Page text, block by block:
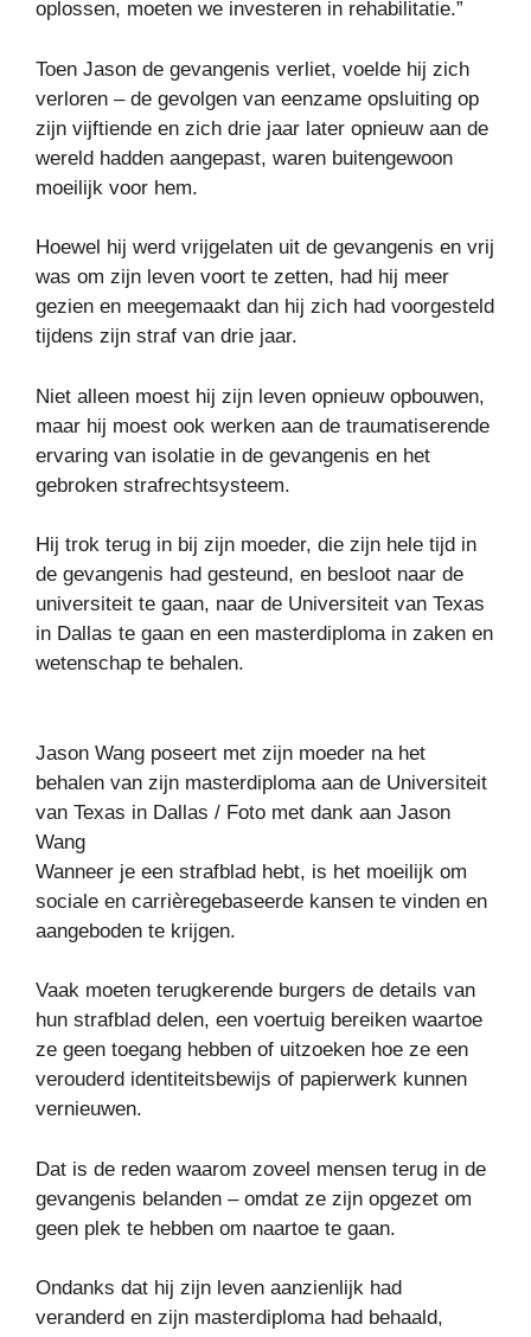
oplossen, moeten we investeren in rehabilitatie.”
Toen Jason de gevangenis verliet, voelde hij zich
verloren – de gevolgen van eenzame opsluiting op
zijn vijftiende en zich drie jaar later opnieuw aan de
wereld hadden aangepast, waren buitengewoon
moeilijk voor hem.
Hoewel hij werd vrijgelaten uit de gevangenis en vrij
was om zijn leven voort te zetten, had hij meer
gezien en meegemaakt dan hij zich had voorgesteld
tijdens zijn straf van drie jaar.
Niet alleen moest hij zijn leven opnieuw opbouwen,
maar hij moest ook werken aan de traumatiserende
ervaring van isolatie in de gevangenis en het
gebroken strafrechtsysteem.
Hij trok terug in bij zijn moeder, die zijn hele tijd in
de gevangenis had gesteund, en besloot naar de
universiteit te gaan, naar de Universiteit van Texas
in Dallas te gaan en een masterdiploma in zaken en
wetenschap te behalen.
Jason Wang poseert met zijn moeder na het
behalen van zijn masterdiploma aan de Universiteit
van Texas in Dallas / Foto met dank aan Jason
Wang
Wanneer je een strafblad hebt, is het moeilijk om
sociale en carrièregebaseerde kansen te vinden en
aangeboden te krijgen.
Vaak moeten terugkerende burgers de details van
hun strafblad delen, een voertuig bereiken waartoe
ze geen toegang hebben of uitzoeken hoe ze een
verouderd identiteitsbewijs of papierwerk kunnen
vernieuwen.
Dat is de reden waarom zoveel mensen terug in de
gevangenis belanden – omdat ze zijn opgezet om
geen plek te hebben om naartoe te gaan.
Ondanks dat hij zijn leven aanzienlijk had
veranderd en zijn masterdiploma had behaald,